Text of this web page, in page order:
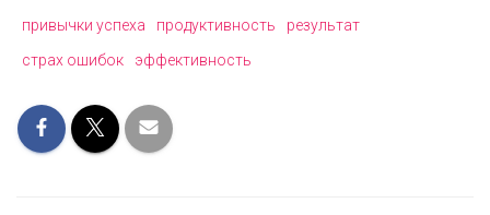
привычки успеха
продуктивность
результат
страх ошибок
эффективность